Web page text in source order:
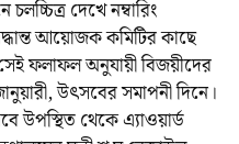
দেখে নম্বারিং
আয়োজক কমিটির কাছে
ফলাফল অনুযায়ী বিজয়ীদের
উৎসবের সমাপনী দিনে।
উপস্থিত থেকে এ্যাওয়ার্ড